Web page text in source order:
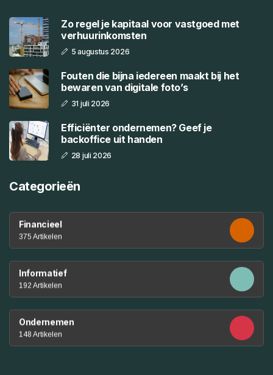
Zo regel je kapitaal voor vastgoed met
verhuurinkomsten
5 augustus 2026
Fouten die bijna iedereen maakt bij het
bewaren van digitale foto’s
31 juli 2026
Efficiënter ondernemen? Geef je
backoffice uit handen
28 juli 2026
Categorieën
Financieel
375 Artikelen
Informatief
192 Artikelen
Ondernemen
148 Artikelen